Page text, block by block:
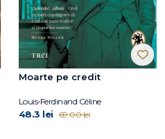
Moarte pe credit
Louis‑Ferdinand Céline
48.3 lei 69.00 lei